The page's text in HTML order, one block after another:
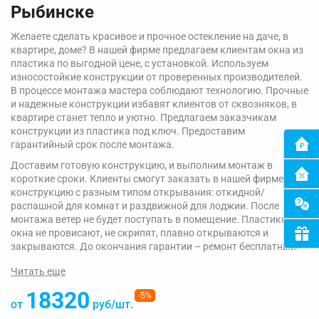
Рыбинске
Желаете сделать красивое и прочное остекление на даче, в
квартире, доме? В нашей фирме предлагаем клиентам окна из
пластика по выгодной цене, с установкой. Используем
износостойкие конструкции от проверенных производителей.
В процессе монтажа мастера соблюдают технологию. Прочные
и надежные конструкции избавят клиентов от сквозняков, в
квартире станет тепло и уютно. Предлагаем заказчикам
конструкции из пластика под ключ. Предоставим
гарантийный срок после монтажа.
Доставим готовую конструкцию, и выполним монтаж в
короткие сроки. Клиенты смогут заказать в нашей фирме
конструкцию с разным типом открывания: откидной/
распашной для комнат и раздвижной для лоджии. После
монтажа ветер не будет поступать в помещение. Пластиковые
окна не провисают, не скрипят, плавно открываются и
закрываются. До окончания гарантии – ремонт бесплатный.
Читать еще
от 18320 руб/шт.
-5%